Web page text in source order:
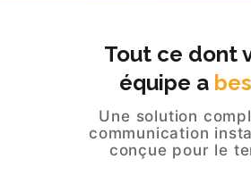
Tout ce dont
équipe a
Une solution
communication
conçue pour le